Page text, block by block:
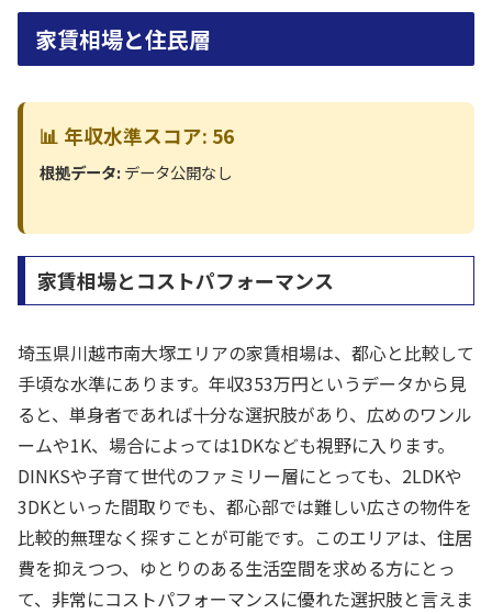
家賃相場と住民層
📊 年収水準スコア: 56
根拠データ:データ公開なし
家賃相場とコストパフォーマンス
埼玉県川越市南大塚エリアの家賃相場は、都心と比較して
手頃な水準にあります。年収353万円というデータから見
ると、単身者であれば十分な選択肢があり、広めのワンル
ームや1K、場合によっては1DKなども視野に入ります。
DINKSや子育て世代のファミリー層にとっても、2LDKや
3DKといった間取りでも、都心部では難しい広さの物件を
比較的無理なく探すことが可能です。このエリアは、住居
費を抑えつつ、ゆとりのある生活空間を求める方にとっ
て、非常にコストパフォーマンスに優れた選択肢と言えま